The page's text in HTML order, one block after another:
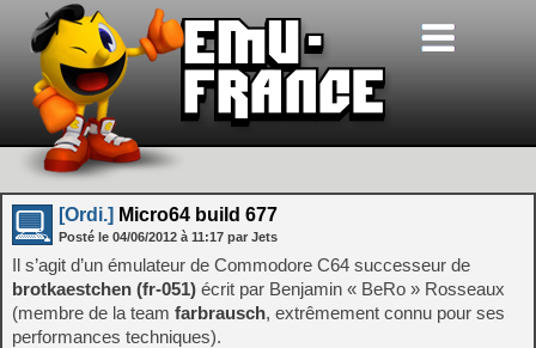
[Ordi.] Micro64 build 677
Posté le 04/06/2012 à 11:17 par Jets
Il s’agit d’un émulateur de Commodore C64 successeur de
brotkaestchen (fr-051) écrit par Benjamin « BeRo » Rosseaux
(membre de la team farbrausch, extrêmement connu pour ses
performances techniques).